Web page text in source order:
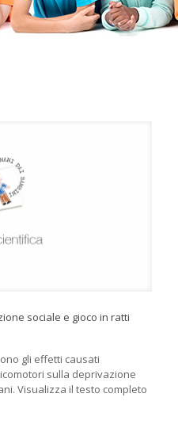
sociale e gioco in ratti
gli effetti causati
sulla deprivazione
Visualizza il testo completo